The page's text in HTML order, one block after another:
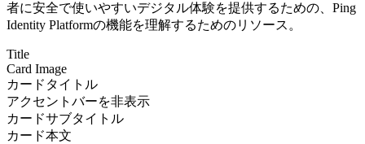
者に安全で使いやすいデジタル体験を提供するための、Ping
Identity Platformの機能を理解するためのリソース。
Title
Card Image
カードタイトル
アクセントバーを非表示
カードサブタイトル
カード本文